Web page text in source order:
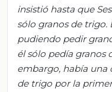
insistió hasta que
sólo granos de trigo.
pudiendo pedir
él sólo pedía granos
embargo, había una
de trigo por la